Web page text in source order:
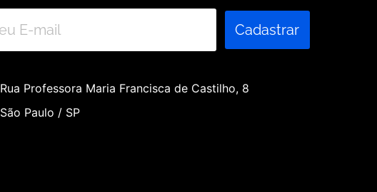
Cadastrar
Rua Professora Maria Francisca de Castilho, 8
São Paulo / SP